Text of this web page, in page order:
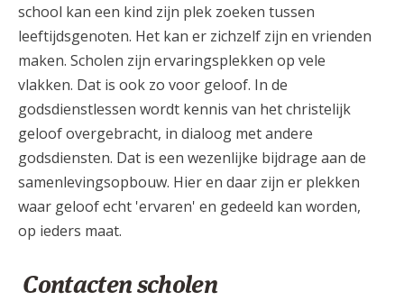
school kan een kind zijn plek zoeken tussen
leeftijdsgenoten. Het kan er zichzelf zijn en vrienden
maken. Scholen zijn ervaringsplekken op vele
vlakken. Dat is ook zo voor geloof. In de
godsdienstlessen wordt kennis van het christelijk
geloof overgebracht, in dialoog met andere
godsdiensten. Dat is een wezenlijke bijdrage aan de
samenlevingsopbouw. Hier en daar zijn er plekken
waar geloof echt 'ervaren' en gedeeld kan worden,
op ieders maat.
Contacten scholen